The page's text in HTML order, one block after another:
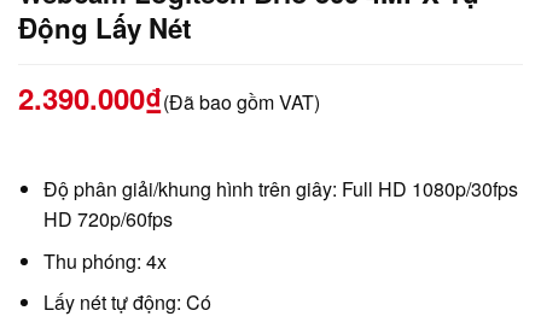
Động Lấy Nét
2.390.000₫(Đã bao gồm VAT)
Độ phân giải/khung hình trên giây: Full HD 1080p/30fps
HD 720p/60fps
Thu phóng: 4x
Lấy nét tự động: Có